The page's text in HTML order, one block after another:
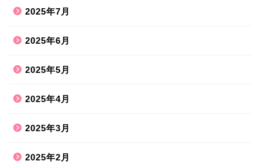
2025年7月
2025年6月
2025年5月
2025年4月
2025年3月
2025年2月